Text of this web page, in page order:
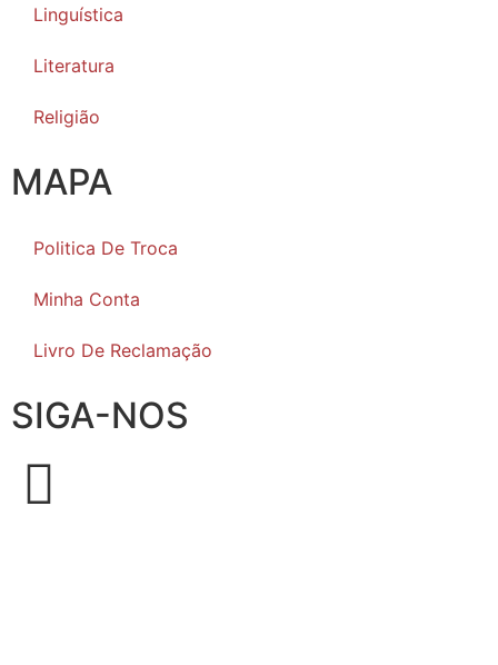
Linguística
Literatura
Religião
MAPA
Politica De Troca
Minha Conta
Livro De Reclamação
SIGA-NOS